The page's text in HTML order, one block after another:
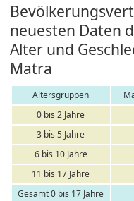
neuesten Daten
Alter und
Matra
Altersgruppen
0 bis 2 Jahre
3 bis 5 Jahre
6 bis 10 Jahre
11 bis 17 Jahre
Gesamt 0 bis 17 Jahre